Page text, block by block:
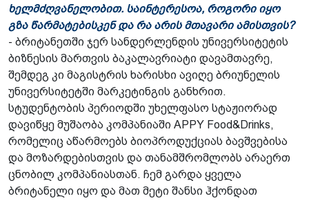
ხელმძღვანელობით. საინტერესოა, როგორი იყო
გზა წარმატებისკენ და რა არის მთავარი ამისთვის?
- ბრიტანეთში ჯერ სანდერლენდის უნივერსიტეტის
ბიზნესის მართვის ბაკალავრიატი დავამთავრე,
შემდეგ კი მაგისტრის ხარისხი ავიღე ბრიუნელის
უნივერსიტეტში მარკეტინგის განხრით.
სტუდენტობის პერიოდში უხელფასო სტაჟიორად
დავიწყე მუშაობა კომპანიაში APPY Food&Drinks,
რომელიც აწარმოებს ბიოპროდუქციას ბავშვებისა
და მოზარდებისთვის და თანამშრომლობს არაერთ
ცნობილ კომპანიასთან. ჩემ გარდა ყველა
ბრიტანელი იყო და მათ მეტი შანსი ჰქონდათ